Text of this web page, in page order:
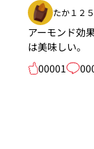
たか１２５
アーモンド効
は美味しい。
00001